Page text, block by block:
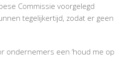
Commissie voorgelegd
tegelijkertijd, zodat er geen
ondernemers een ‘houd me op